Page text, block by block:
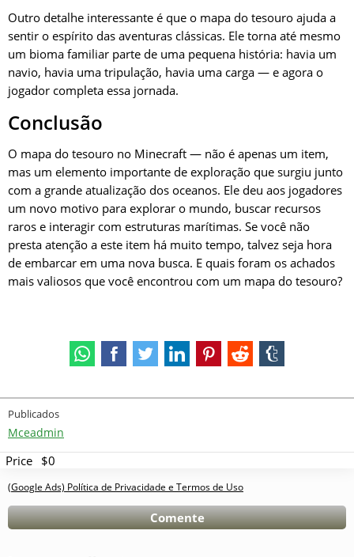
Outro detalhe interessante é que o mapa do tesouro ajuda a
sentir o espírito das aventuras clássicas. Ele torna até mesmo
um bioma familiar parte de uma pequena história: havia um
navio, havia uma tripulação, havia uma carga — e agora o
jogador completa essa jornada.
Conclusão
O mapa do tesouro no Minecraft — não é apenas um item,
mas um elemento importante de exploração que surgiu junto
com a grande atualização dos oceanos. Ele deu aos jogadores
um novo motivo para explorar o mundo, buscar recursos
raros e interagir com estruturas marítimas. Se você não
presta atenção a este item há muito tempo, talvez seja hora
de embarcar em uma nova busca. E quais foram os achados
mais valiosos que você encontrou com um mapa do tesouro?
Publicados
Mceadmin
Price $0
(Google Ads) Política de Privacidade e Termos de Uso
Comente